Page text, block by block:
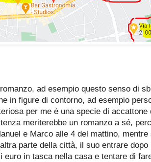
ad esempio questo senso di
in figure di contorno, ad esempio
per me è una specie di
meriterebbe un romanzo a sé,
e Marco alle 4 del mattino,
parte della città, il suo entrare
euro in tasca nella casa e tentare di